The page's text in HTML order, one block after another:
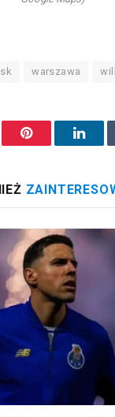
warszawa
Pinterest